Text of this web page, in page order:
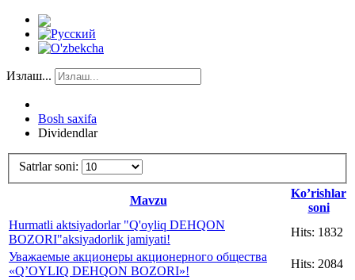
Излаш...
Bosh saxifa
Dividendlar
Satrlar soni:
Mavzu
Ko’rishlar
soni
Hurmatli aktsiyadorlar "Q'oyliq DEHQON
BOZORI"aksiyadorlik jamiyati!
Hits: 1832
Уважаемые акционеры акционерного общества
«Q’OYLIQ DEHQON BOZORI»!
Hits: 2084